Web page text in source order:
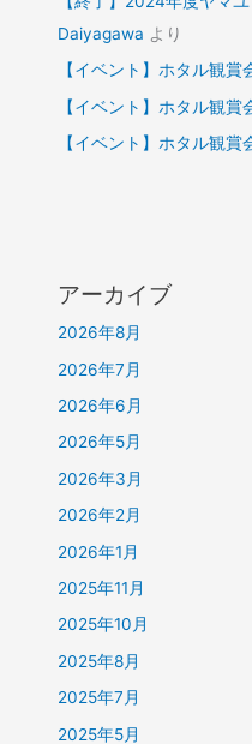
Daiyagawa より
【イベント】ホタル観賞
【イベント】ホタル観賞
【イベント】ホタル観賞
アーカイブ
2026年8月
2026年7月
2026年6月
2026年5月
2026年3月
2026年2月
2026年1月
2025年11月
2025年10月
2025年8月
2025年7月
2025年5月